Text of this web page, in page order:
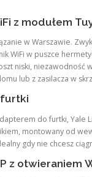
z modułem
w Warszawie.
WiFi w puszce
niski, niezawodność
lub z zasilacza w
do furtki, Yale
montowany od
gdy nie chcesz
z otwieraniem